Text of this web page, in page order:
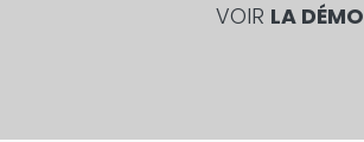
VOIR LA DÉMO